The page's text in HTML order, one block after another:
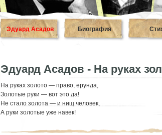
Эдуард Асадов Биография
Эдуард Асадов - На руках
На руках золото — право, ерунда,
Золотые руки — вот это да!
Не стало золота — и нищ человек,
А руки золотые уже навек!